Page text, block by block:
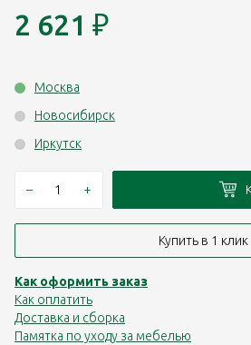
2 621 ₽
Москва
Новосибирск
Иркутск
– +
Купить в 1 клик
Как оформить заказ
Как оплатить
Доставка и сборка
Памятка по уходу за мебелью